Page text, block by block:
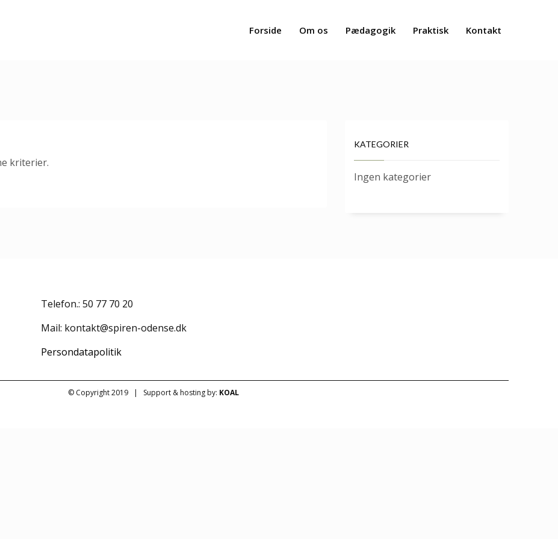
Forside Om os Pædagogik Praktisk Kontakt
kriterier.
KATEGORIER
Ingen kategorier
Telefon.:50 77 70 20
Mail: kontakt@spiren-odense.dk
Persondatapolitik
© Copyright 2019 | Support & hosting by: KOAL